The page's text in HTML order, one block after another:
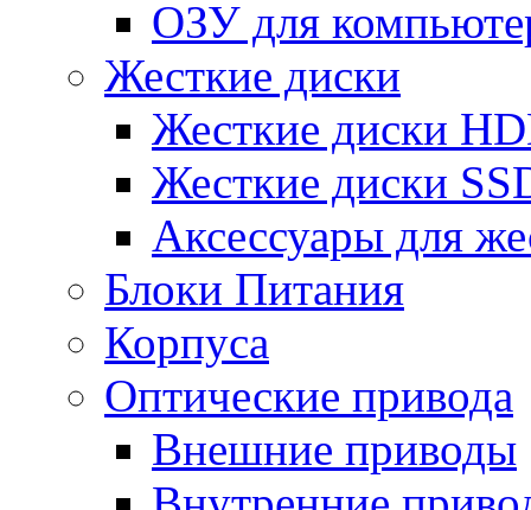
ОЗУ для
Жесткие диски
Жесткие диски
Жесткие диски
Аксессуары для
Блоки Питания
Корпуса
Оптические привода
Внешние приводы